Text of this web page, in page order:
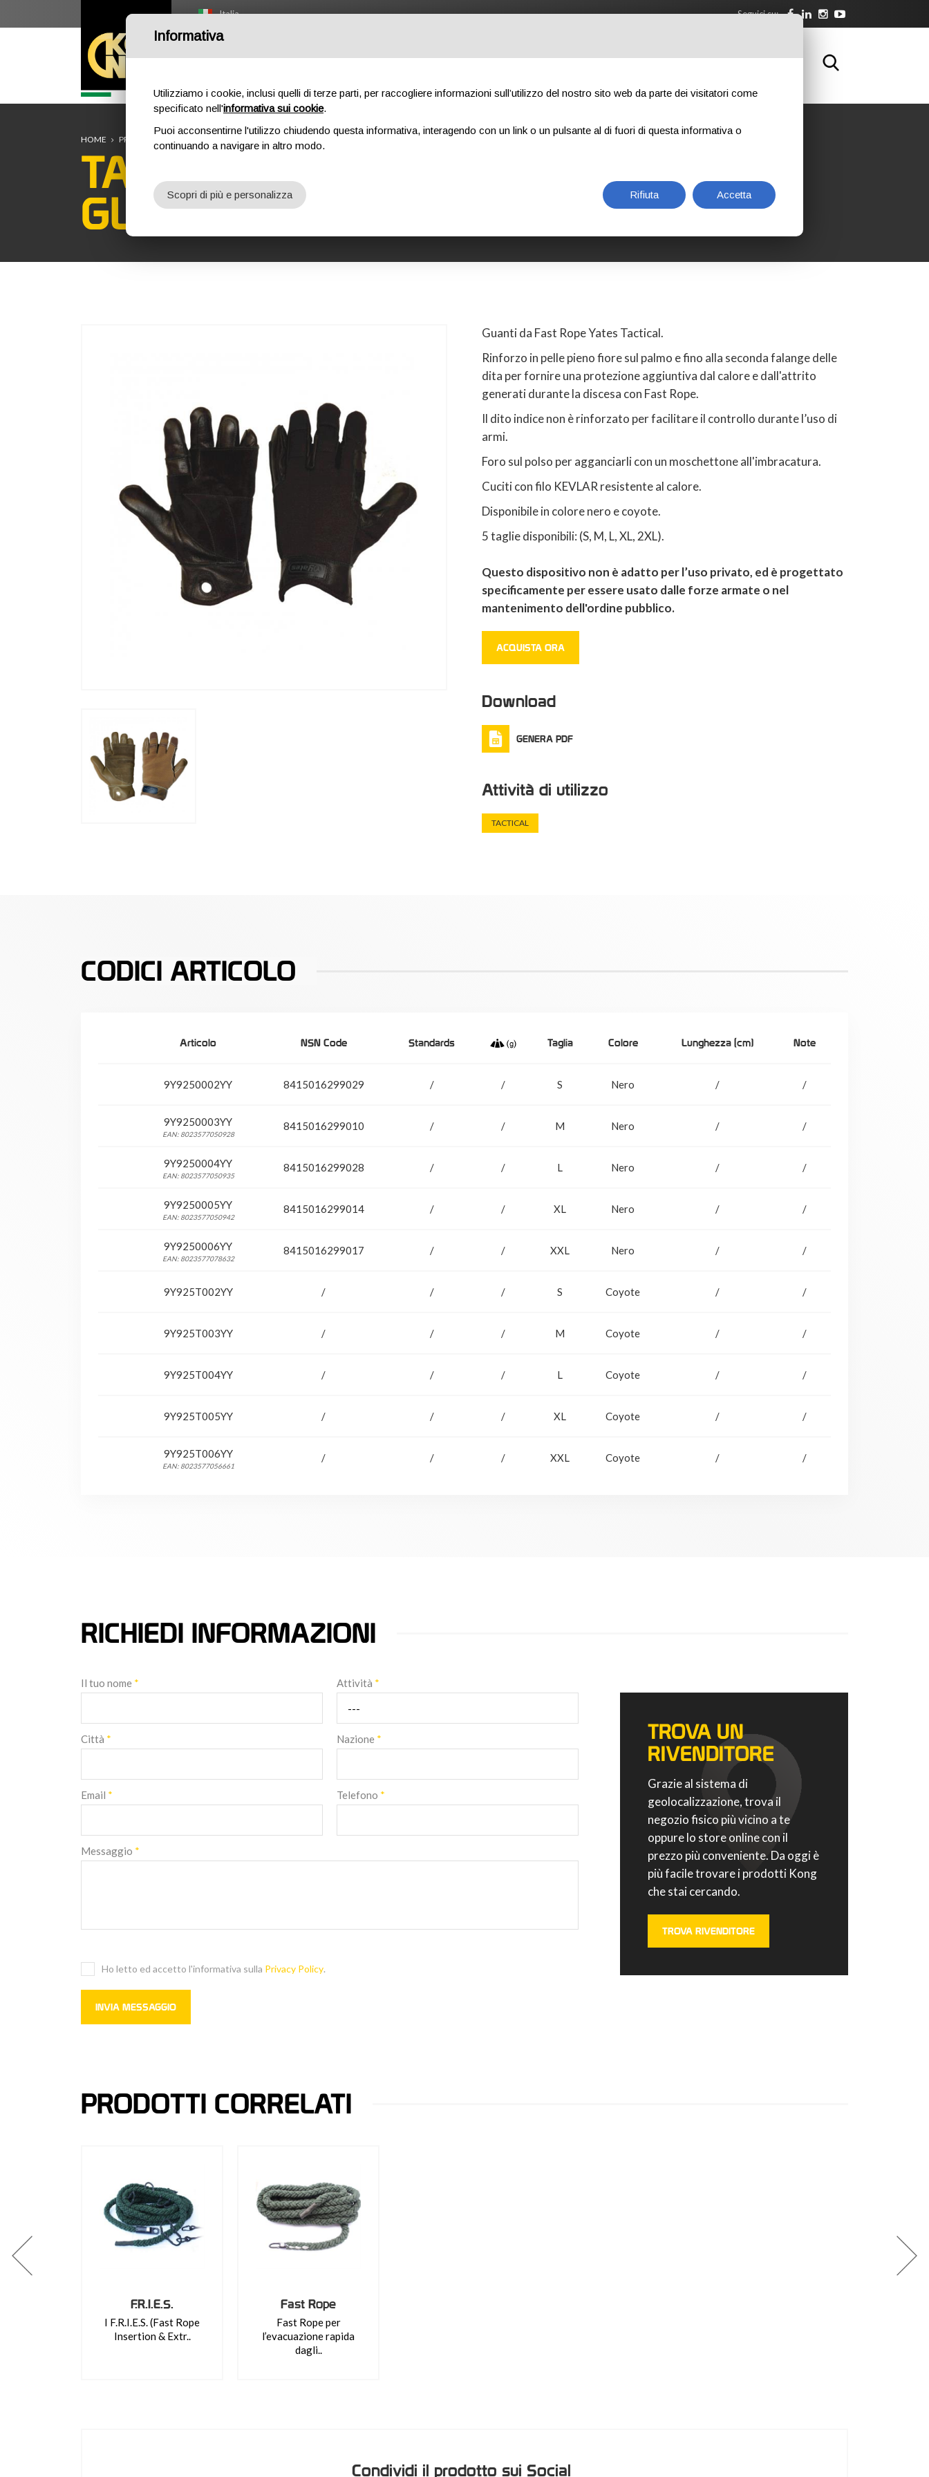
Italia Seguici su:
HOME OUTDOOR PROFESSIONAL COMPONENTI CHI SIAMO DOWNLOAD FORMAZIONE CONTATTI
HOME PROFESSIONAL YATES TACTICAL TACTICAL RAPPEL/FAST ROPE GLOVES
TACTICAL RAPPEL/FAST ROPE
GLOVES
Guanti da Fast Rope Yates Tactical.
Rinforzo in pelle pieno fiore sul palmo e fino alla seconda falange delle
dita per fornire una protezione aggiuntiva dal calore e dall'attrito
generati durante la discesa con Fast Rope.
Il dito indice non è rinforzato per facilitare il controllo durante l’uso di
armi.
Foro sul polso per agganciarli con un moschettone all'imbracatura.
Cuciti con filo KEVLAR resistente al calore.
Disponibile in colore nero e coyote.
5 taglie disponibili: (S, M, L, XL, 2XL).
Questo dispositivo non è adatto per l’uso privato, ed è progettato
specificamente per essere usato dalle forze armate o nel
mantenimento dell'ordine pubblico.
ACQUISTA ORA
Download
GENERA PDF
Attività di utilizzo
TACTICAL
CODICI ARTICOLO
Articolo NSN Code Standards Taglia Colore Lunghezza (cm) Note
9Y9250002YY 8415016299029 / / S Nero / /
9Y9250003YY
EAN: 8023577050928
8415016299010 / / M Nero / /
9Y9250004YY
EAN: 8023577050935
8415016299028 / / L Nero / /
9Y9250005YY
EAN: 8023577050942
8415016299014 / / XL Nero / /
9Y9250006YY
EAN: 8023577078632
8415016299017 / / XXL Nero / /
9Y925T002YY / / / S Coyote / /
9Y925T003YY / / / M Coyote / /
9Y925T004YY / / / L Coyote / /
9Y925T005YY / / / XL Coyote / /
9Y925T006YY
EAN: 8023577056661
/ / / XXL Coyote / /
RICHIEDI INFORMAZIONI
Il tuo nome * Attività *
Città * Nazione *
Email * Telefono *
Messaggio *
Ho letto ed accetto l'informativa sulla Privacy Policy.
TROVA UN
RIVENDITORE
Grazie al sistema di
geolocalizzazione, trova il
negozio fisico più vicino a te
oppure lo store online con il
prezzo più conveniente. Da oggi è
più facile trovare i prodotti Kong
che stai cercando.
TROVA RIVENDITORE
PRODOTTI CORRELATI
F.R.I.E.S.
I F.R.I.E.S. (Fast Rope
Insertion & Extr..
Fast Rope
Fast Rope per
l’evacuazione rapida
dagli..
Condividi il prodotto sui Social
Informativa
Utilizziamo i cookie, inclusi quelli di terze parti, per raccogliere informazioni sull’utilizzo del nostro sito web da parte dei visitatori come
specificato nell'informativa sui cookie.
Puoi acconsentirne l'utilizzo chiudendo questa informativa, interagendo con un link o un pulsante al di fuori di questa informativa o
continuando a navigare in altro modo.
Rifiuta Accetta
Scopri di più e personalizza